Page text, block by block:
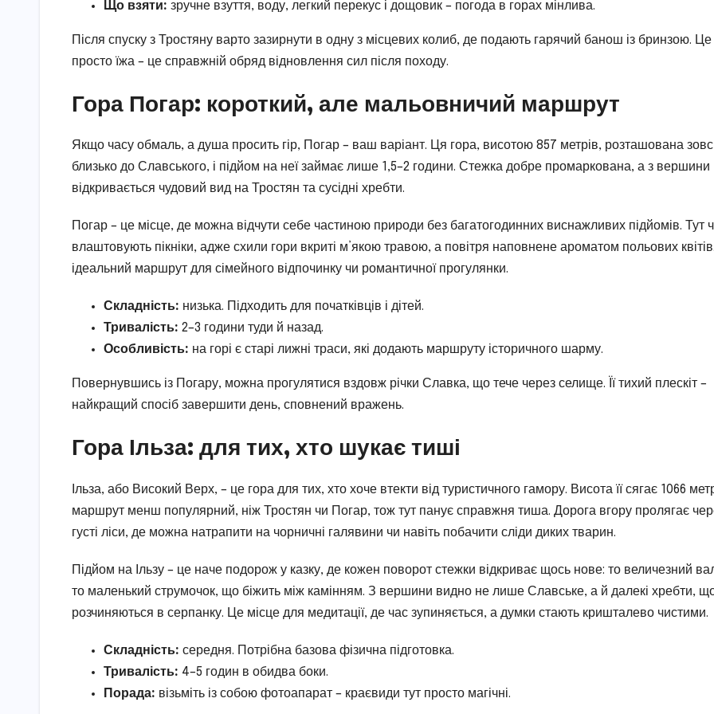
Що взяти: зручне взуття, воду, легкий перекус і дощовик – погода в горах мінлива.
Після спуску з Тростяну варто зазирнути в одну з місцевих колиб, де подають гарячий банош із бринзою.
просто їжа – це справжній обряд відновлення сил після походу.
Гора Погар: короткий, але мальовничий маршрут
Якщо часу обмаль, а душа просить гір, Погар – ваш варіант. Ця гора, висотою 857 метрів, розташована
близько до Славського, і підйом на неї займає лише 1,5–2 години. Стежка добре промаркована, а з вершини
відкривається чудовий вид на Тростян та сусідні хребти.
Погар – це місце, де можна відчути себе частиною природи без багатогодинних виснажливих підйомів. Тут
влаштовують пікніки, адже схили гори вкриті м’якою травою, а повітря наповнене ароматом польових
ідеальний маршрут для сімейного відпочинку чи романтичної прогулянки.
Складність: низька. Підходить для початківців і дітей.
Тривалість: 2–3 години туди й назад.
Особливість: на горі є старі лижні траси, які додають маршруту історичного шарму.
Повернувшись із Погару, можна прогулятися вздовж річки Славка, що тече через селище. Її тихий плескіт –
найкращий спосіб завершити день, сповнений вражень.
Гора Ільза: для тих, хто шукає тиші
Ільза, або Високий Верх, – це гора для тих, хто хоче втекти від туристичного гамору. Висота її сягає 1066
маршрут менш популярний, ніж Тростян чи Погар, тож тут панує справжня тиша. Дорога вгору пролягає
густі ліси, де можна натрапити на чорничні галявини чи навіть побачити сліди диких тварин.
Підйом на Ільзу – це наче подорож у казку, де кожен поворот стежки відкриває щось нове: то величезний
то маленький струмочок, що біжить між камінням. З вершини видно не лише Славське, а й далекі хребти,
розчиняються в серпанку. Це місце для медитації, де час зупиняється, а думки стають кришталево чистими.
Складність: середня. Потрібна базова фізична підготовка.
Тривалість: 4–5 годин в обидва боки.
Порада: візьміть із собою фотоапарат – краєвиди тут просто магічні.